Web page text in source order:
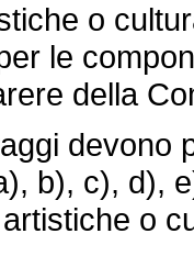
o
le
della
devono
b), c), d),
o